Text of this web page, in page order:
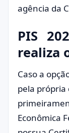
agência da
PIS
realiza
Caso a
pela própria
Econômica